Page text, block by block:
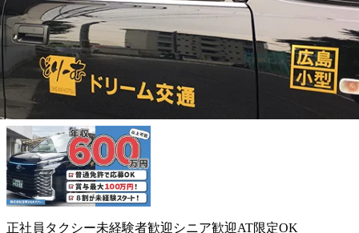
株式会社宝塚かもめタクシー
想定給与
月給￥300,000〜￥500,000
勤務地
広島県広島市東区
正社員 タクシー未経験者歓迎 シニア歓迎AT限定OK